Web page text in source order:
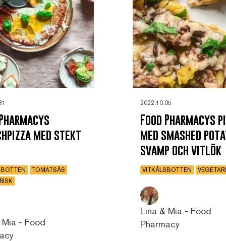
med stekt
TOMATSÅS
- Food
2022.10.05
Food Pharmacys
med smashed
svamp och vitlök
VITKÅLSBOTTEN
Lina & Mia - Food
Pharmacy